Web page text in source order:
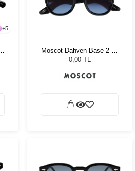
+5
Moscot Dahven Base 2 47
Black Denim Blue
0,00 TL